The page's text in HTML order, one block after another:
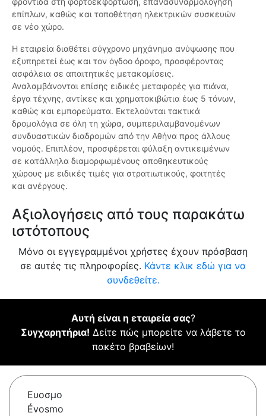
επίπλων, καθώς και τοποθέτηση ηλεκτρικών συσκευών
σε νέο χώρο.
Η εταιρεία διαθέτει σύγχρονο μηχάνημα ανύψωσης που
εξυπηρετεί έως και τον όγδοο όροφο, προσφέροντας
ασφάλεια σε απαιτητικές μετακομίσεις.
Αναλαμβάνονται επίσης ειδικές μεταφορές για πιάνα,
έργα τέχνης, αντίκες και χρηματοκιβώτια έως 5 τόνων,
καθώς και εμπορεύματα. Εκτελούνται τακτικά
δρομολόγια σε όλη τη χώρα, συμπεριλαμβανομένων
συνδυαστικών διαδρομών από την Αθήνα προς άλλους
νομούς. Επιπλέον, προσφέρεται φύλαξη αντικειμένων
σε κατάλληλα διαμορφωμένους αποθηκευτικούς
χώρους με ειδικές τιμές για στρατιωτικούς, φοιτητές
και ανέργους.
Αξιολογήσεις από τους παρακάτω
ιστότοπους
Μόνο οι εγγεγραμμένοι χρήστες έχουν πρόσβαση
σε αυτές τις πληροφορίες. Κάντε κλικ εδώ για να
συνδεθείτε.
Αυτή είναι η εταιρεία σας?
Συγχαρητήρια! Δείτε πώς μπορείτε να λάβετε το
πακέτο βραβείων!
Ευοσμο
Évosmo